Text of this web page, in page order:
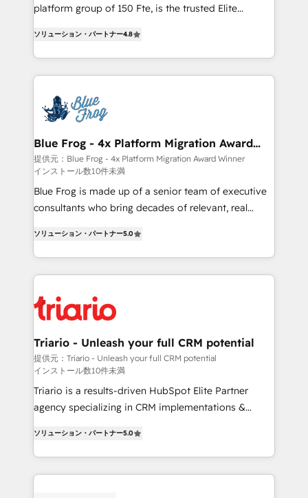
awarded by HubSpot after a rigorous process for
Migration, Custom Integration & Platform
Enablement -Onboarded over 500 businesses to
HubSpot -Top 1% of partners worldwide -In-house
get more from your investment in HubSpot.
www.bbdboom.com
platform group of 150 Fte, is the trusted Elite
maximizing EBITDA and achieving Commercial
Excellence. With our targeted processes, we
strengthen your digital transformation and minimize
Implementation partner, we provide expertise to
drive your business forward. Since 2015 we are fully
dedicated to HubSpot and with an experienced
team (50+), we work with reputable companies in
B2B sectors such as manufacturing, SaaS and
business services. We prepare a customized
business case that demonstrates the value and
detailed financial rationale with a focus on ROI and
TCO. As a trusted extension of your team, we
believe in the power of partnership. Together, we
business up for long-term success. Unlock your
business. If not now, when?
ソリューション・パートナー4.8
Blue Frog - 4x Platform Migration Award
Winner
提供元：Blue Frog - 4x Platform Migration Award Winner
インストール数10件未満
Blue Frog is made up of a senior team of executive
consultants who bring decades of relevant, real
Frog is a top, trusted partner in HubSpot's
ecosystem for a reason. Their team brings over a
decade of experience to the table, along with deep
for driving growth. They are committed to helping
our customers grow and finding solutions that fit
their unique business needs. We are thrilled to have
Blue Frog in the HubSpot ecosystem leading the
way for customers!" - Yamini Rangan, CEO of
HubSpot “Our experience with the team at Blue Frog
has been nothing short of extraordinary. Their years
them a trusted reputation within the HubSpot
ecosystem as a reliable partner capable of delivering
remarkable experiences for our most sophisticated
ソリューション・パートナー5.0
Triario - Unleash your full CRM potential
提供元：Triario - Unleash your full CRM potential
インストール数10件未満
Triario is a results-driven HubSpot Elite Partner
agency specializing in CRM implementations &
Integrations, Custom AI agents and AI-ready Website
Design With over 15 years of experience, we help
companies bridge the gap between marketing, sales,
ソリューション・パートナー5.0